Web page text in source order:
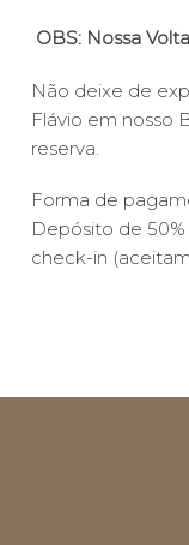
OBS: Nossa
Não deixe de
Flávio em nosso
reserva.
Forma de
Depósito de
check-in